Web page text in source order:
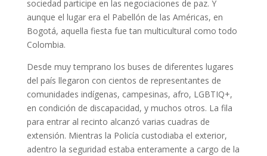
sociedad participe en las negociaciones de paz. Y
aunque el lugar era el Pabellón de las Américas, en
Bogotá, aquella fiesta fue tan multicultural como todo
Colombia.
Desde muy temprano los buses de diferentes lugares
del país llegaron con cientos de representantes de
comunidades indígenas, campesinas, afro, LGBTIQ+,
en condición de discapacidad, y muchos otros. La fila
para entrar al recinto alcanzó varias cuadras de
extensión. Mientras la Policía custodiaba el exterior,
adentro la seguridad estaba enteramente a cargo de la